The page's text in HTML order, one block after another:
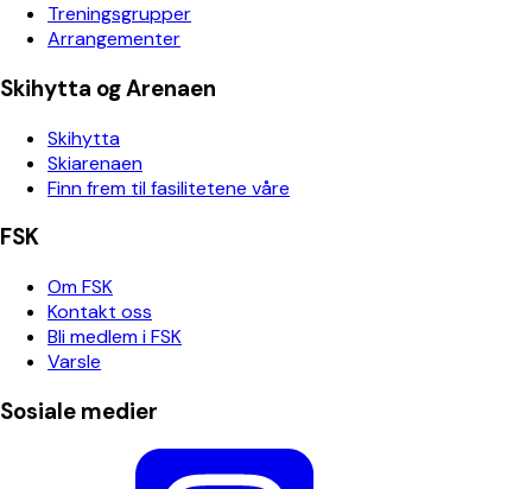
Treningsgrupper
Arrangementer
Skihytta og Arenaen
Skihytta
Skiarenaen
Finn frem til fasilitetene våre
FSK
Om FSK
Kontakt oss
Bli medlem i FSK
Varsle
Sosiale medier